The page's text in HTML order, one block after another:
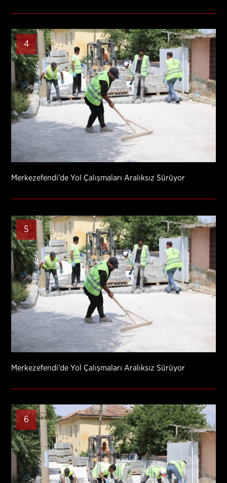
4
Merkezefendi’de Yol Çalışmaları Aralıksız Sürüyor
5
Merkezefendi’de Yol Çalışmaları Aralıksız Sürüyor
6